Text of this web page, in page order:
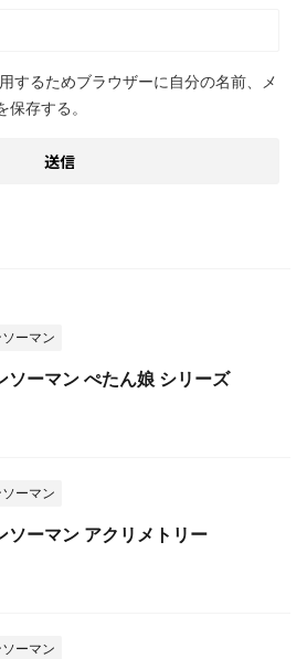
するためブラウザーに自分の名前、メ
存する。
ーマン
ソーマン ぺたん娘 シリーズ
ーマン
ソーマン アクリメトリー
ーマン